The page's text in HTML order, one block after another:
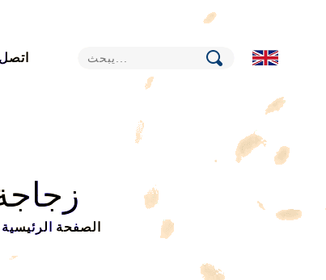
اتصل
الصفحة الرئيسية